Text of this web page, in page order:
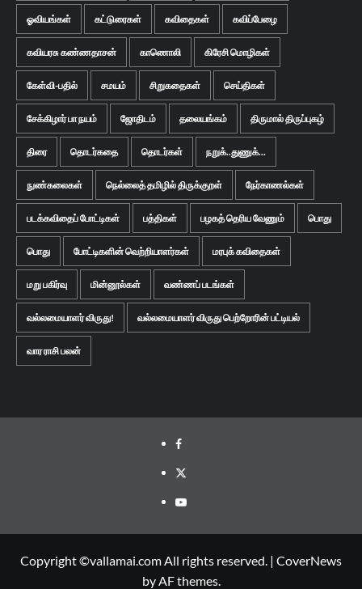
ஓவியங்கள் கட்டுரைகள் கவிதைகள் கவிப்பேழை
கவியரசு கண்ணதாசன் காணொலி கிரேசி மொழிகள்
கேள்வி-பதில் சமயம் சிறுகதைகள் செய்திகள்
சேக்கிழார் பா நயம் ஜோதிடம் தலையங்கம் திருமால் திருப்புகழ்
திரை தொடர்கதை தொடர்கள் நறுக்..துணுக்...
நுண்கலைகள் நெல்லைத் தமிழில் திருக்குறள் நேர்காணல்கள்
படக்கவிதைப் போட்டிகள் பத்திகள் பழகத் தெரிய வேணும் பொது
பொது போட்டிகளின் வெற்றியாளர்கள் மரபுக் கவிதைகள்
மறு பகிர்வு மின்னூல்கள் வண்ணப் படங்கள்
வல்லமையாளர் விருது! வல்லமையாளர் விருது பெற்றோரின் பட்டியல்
வார ராசி பலன்
Facebook
Twitter
Youtube
Copyright ©vallamai.com All rights reserved. | CoverNews
by AF themes.